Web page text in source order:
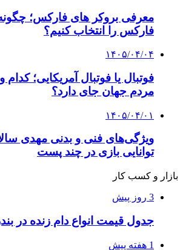
معرفی بروکر های فارکس؛ چگونه
فارکس را انتخاب کنیم؟
۱۴۰۵/۰۴/۰۴
فوتبال یا فوتبال آمریکایی؛
مردم جهان جای دارد؟
۱۴۰۵/۰۴/۰۱
ویژگی‌های فنی و بدنی مهدی
توانایی بازی در چند پست
بازار و کسب کار
3 روز پیش
جدول قیمت انواع دام زنده در
1 هفته پیش